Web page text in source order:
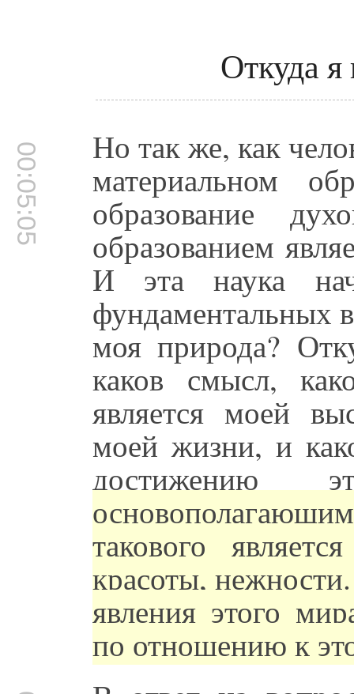
Откуда
00:05:05 Но так же, как
материальном
образование
образованием
И эта наука
фундаментальных
моя природа?
каков смысл,
является моей
моей жизни, и
достижению
такового
красоты,
явления этого
по отношению к